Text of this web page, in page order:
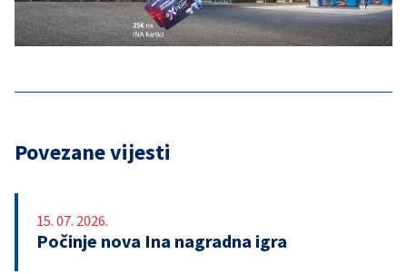
Povezane vijesti
15. 07. 2026.
Počinje nova Ina nagradna igra